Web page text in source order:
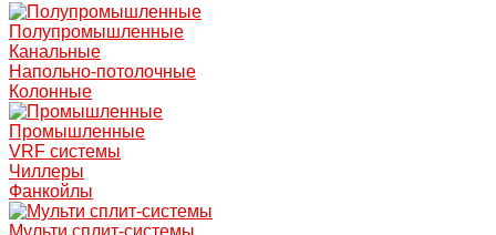
Полупромышленные
Канальные
Напольно-потолочные
Колонные
Промышленные
VRF системы
Чиллеры
Фанкойлы
Мульти сплит-системы